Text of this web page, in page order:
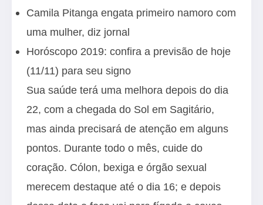
Camila Pitanga engata primeiro namoro com
uma mulher, diz jornal
Horóscopo 2019: confira a previsão de hoje
(11/11) para seu signo
Sua saúde terá uma melhora depois do dia
22, com a chegada do Sol em Sagitário,
mas ainda precisará de atenção em alguns
pontos. Durante todo o mês, cuide do
coração. Cólon, bexiga e órgão sexual
merecem destaque até o dia 16; e depois